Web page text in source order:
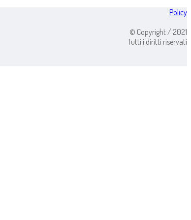
Policy
© Copyright / 2021
Tutti i diritti riservati